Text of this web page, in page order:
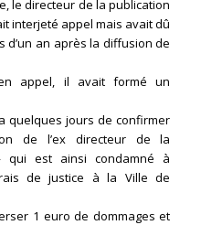
le directeur de la publication
interjeté appel mais avait dû
an après la diffusion de
appel, il avait formé un
quelques jours de confirmer
de l’ex directeur de la
qui est ainsi condamné à
de justice à la Ville de
1 euro de dommages et